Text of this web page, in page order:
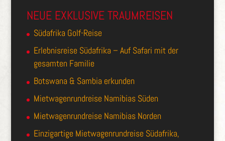
NEUE EXKLUSIVE TRAUMREISEN
Südafrika Golf-Reise
Erlebnisreise Südafrika – Auf Safari mit der
gesamten Familie
Botswana & Sambia erkunden
Mietwagenrundreise Namibias Süden
Mietwagenrundreise Namibias Norden
Einzigartige Mietwagenrundreise Südafrika,